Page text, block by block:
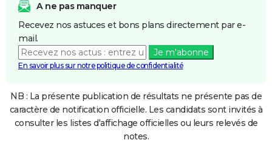
A ne pas manquer
Recevez nos astuces et bons plans directement par e-
mail.
Je m'abonne
En savoir plus sur notre politique de confidentialité
NB : La présente publication de résultats ne présente pas de
caractère de notification officielle. Les candidats sont invités à
consulter les listes d'affichage officielles ou leurs relevés de
notes.